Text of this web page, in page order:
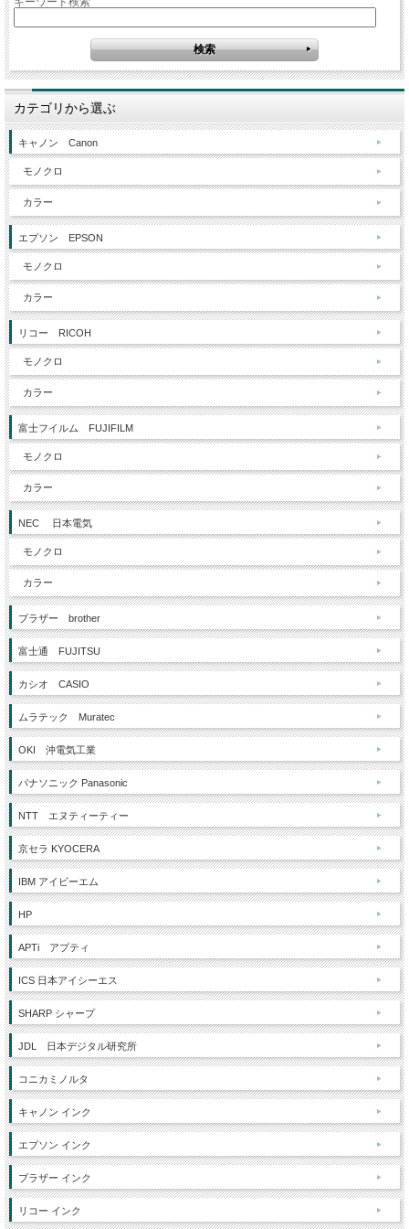
カテゴリから選ぶ
キャノン Canon
モノクロ
カラー
エプソン EPSON
モノクロ
カラー
リコー RICOH
モノクロ
カラー
富士フイルム FUJIFILM
モノクロ
カラー
NEC 日本電気
モノクロ
カラー
ブラザー brother
富士通 FUJITSU
カシオ CASIO
ムラテック Muratec
OKI 沖電気工業
パナソニック Panasonic
NTT エヌティーティー
京セラ KYOCERA
IBM アイビーエム
HP
APTi アプティ
ICS 日本アイシーエス
SHARP シャープ
JDL 日本デジタル研究所
コニカミノルタ
キャノン インク
エプソン インク
ブラザー インク
リコー インク